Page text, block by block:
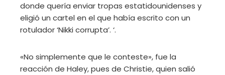
donde quería enviar tropas estatidounidenses y
eligió un cartel en el que había escrito con un
rotulador ‘Nikki corrupta’. ‘.
«No simplemente que le conteste», fue la
reacción de Haley, pues de Christie, quien salió